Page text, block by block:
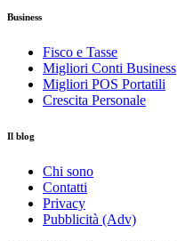
Business
Fisco e Tasse
Migliori Conti Business
Migliori POS Portatili
Crescita Personale
Il blog
Chi sono
Contatti
Privacy
Pubblicità (Adv)